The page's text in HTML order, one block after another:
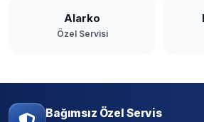
Alarko
Özel Servisi
Bağımsız Özel Servis